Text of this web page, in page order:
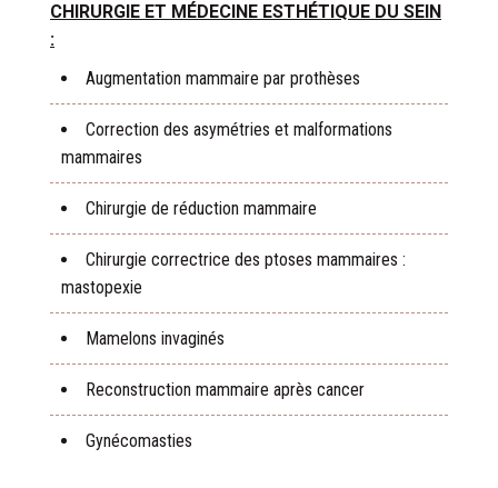
CHIRURGIE ET MÉDECINE ESTHÉTIQUE DU SEIN
:
Augmentation mammaire par prothèses
Correction des asymétries et malformations
mammaires
Chirurgie de réduction mammaire
Chirurgie correctrice des ptoses mammaires :
mastopexie
Mamelons invaginés
Reconstruction mammaire après cancer
Gynécomasties